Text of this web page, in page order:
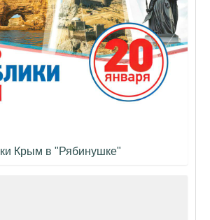
Крым в "Рябинушке"